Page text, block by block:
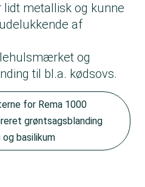
metallisk og kunne
af
og
til bl.a. kødsovs.
for Rema 1000
grøntsagsblanding
basilikum